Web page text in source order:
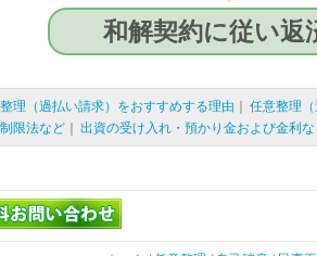
和解契約に従い返
理（過払い請求）をおすすめする理由
任意整理
限法など
出資の受け入れ・預かり金および金利